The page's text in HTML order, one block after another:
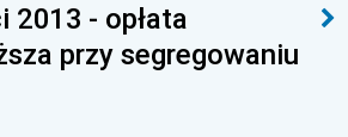
2013 - opłata
przy segregowaniu